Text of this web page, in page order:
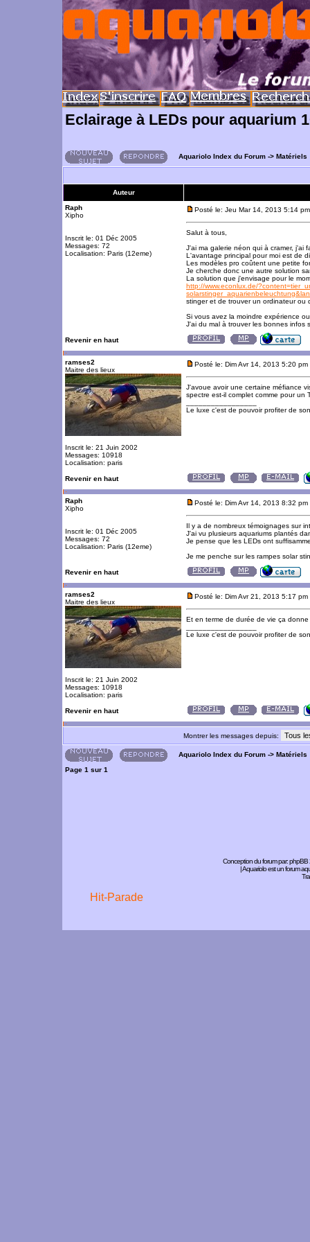
Eclairage à LEDs pour aquarium
Aquariolo Index du Forum -> Matériels
Auteur
Raph
Xipho
Inscrit le: 01 Déc 2005
Messages: 72
Localisation: Paris (12eme)
Posté le: Jeu Mar 14, 2013 5:14 pm
Salut à tous,
J'ai ma galerie néon qui à cramer, j'ai
L'avantage principal pour moi est de
Les modèles pro coûtent une petite
Je cherche donc une autre solution
La solution que j'envisage pour le
http://www.econlux.de/
stinger et de trouver un ordinateur ou
Si vous avez la moindre expérience
J'ai du mal à trouver les bonnes infos
Revenir en haut
ramses2
Maitre des lieux
Inscrit le: 21 Juin 2002
Messages: 10918
Localisation: paris
Posté le: Dim Avr 14, 2013 5:20 pm
J'avoue avoir une certaine méfiance
spectre est-il complet comme pour un
Le luxe c'est de pouvoir profiter de
Revenir en haut
Raph
Xipho
Inscrit le: 01 Déc 2005
Messages: 72
Localisation: Paris (12eme)
Posté le: Dim Avr 14, 2013 8:32 pm
Il y a de nombreux témoignages sur
J'ai vu plusieurs aquariums plantés
Je pense que les LEDs ont
Je me penche sur les rampes solar
Revenir en haut
ramses2
Maitre des lieux
Inscrit le: 21 Juin 2002
Messages: 10918
Localisation: paris
Posté le: Dim Avr 21, 2013 5:17 pm
Et en terme de durée de vie ça
Le luxe c'est de pouvoir profiter de
Revenir en haut
Montrer les messages depuis:
Aquariolo Index du Forum -> Matériels
Page 1 sur 1
Conception du forum par:phpBB
| Aquariolo est un forum